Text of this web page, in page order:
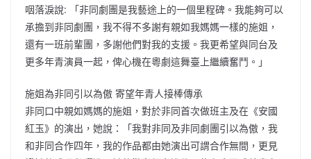
咽落淚說: 「非同劇團是我藝途上的一個里程碑。我能夠可以
承擔到非同劇團，我不得不多謝有親如我媽媽一樣的施姐，
還有一班前輩團，多謝他們對我的支援。我更希望與同台及
更多年青演員一起，俾心機在粵劇這舞臺上繼續奮鬥。」
施姐為非同引以為傲 寄望年青人接棒傳承
非同口中親如媽媽的施姐，對於非同首次做班主及在《安國
紅玉》的演出，她說：「我對非同及非同劇團引以為傲，我
和非同合作四年，我的作品都由她演出可謂合作無間，更見